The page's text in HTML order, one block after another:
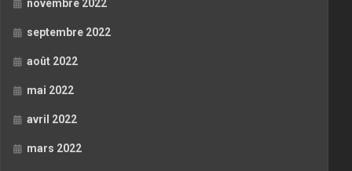
novembre 2022
septembre 2022
août 2022
mai 2022
avril 2022
mars 2022